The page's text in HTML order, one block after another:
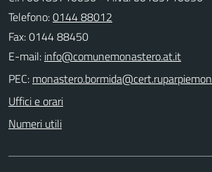
Telefono:0144 88012
Fax: 0144 88450
E-mail:
PEC:
Uffici e orari
Numeri utili